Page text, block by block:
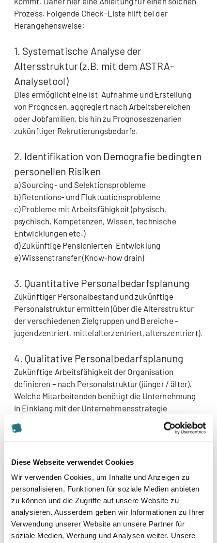
Diese Webseite verwendet Cookies
Wir verwenden Cookies, um Inhalte und Anzeigen zu
personalisieren, Funktionen für soziale Medien anbieten
zu können und die Zugriffe auf unsere Website zu
analysieren. Ausserdem geben wir Informationen zu Ihrer
Verwendung unserer Website an unsere Partner für
soziale Medien, Werbung und Analysen weiter. Unsere
Prozess. Folgende Check-Liste hilft bei der
Herangehensweise:
1. Systematische Analyse der
Altersstruktur (z.B. mit dem ASTRA-
Analysetool)
Dies ermöglicht eine Ist-Aufnahme und Erstellung
von Prognosen, aggregiert nach Arbeitsbereichen
oder Jobfamilien, bis hin zu Prognoseszenarien
zukünftiger Rekrutierungsbedarfe.
2. Identifikation von Demografie bedingten
personellen Risiken
a) Sourcing- und Selektionsprobleme
b) Retentions- und Fluktuationsprobleme
c) Probleme mit Arbeitsfähigkeit (physisch,
psychisch, Kompetenzen, Wissen, technische
Entwicklungen etc.)
d) Zukünftige Pensionierten-Entwicklung
e) Wissenstransfer (Know-how drain)
3. Quantitative Personalbedarfsplanung
Zukünftiger Personalbestand und zukünftige
Personalstruktur ermitteln (über die Altersstruktur
der verschiedenen Zielgruppen und Bereiche –
jugendzentriert, mittelalterzentriert, alterszentriert).
4. Qualitative Personalbedarfsplanung
Zukünftige Arbeitsfähigkeit der Organisation
definieren – nach Personalstruktur (jünger / älter).
Welche Mitarbeitenden benötigt die Unternehmung
in Einklang mit der Unternehmensstrategie
zukünftig? In welchen Bereichen / Themen muss
zukünftig investiert werden, um die Arbeits- und
Leistungsfähigkeit zu gewährleisten beispielsweise
5. Erstellung einer Human-Resources-
Demografie-Risk-Matrix
Die aus Punkt 2 erhobenen Risiken mit der
Altersstruktur (Punkt 1) abgleichen und dem
zukünftigen Personalbedarf (Punkt 3 und 4)